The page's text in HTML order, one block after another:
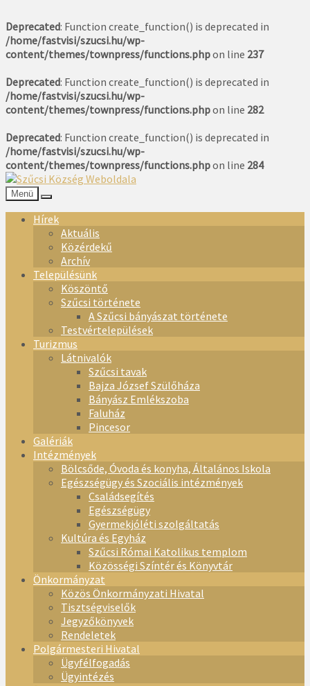
Deprecated: Function create_function() is deprecated in
/home/fastvisi/szucsi.hu/wp-
content/themes/townpress/functions.phpon line 237
Deprecated: Function create_function() is deprecated in
/home/fastvisi/szucsi.hu/wp-
content/themes/townpress/functions.phpon line 282
Deprecated: Function create_function() is deprecated in
/home/fastvisi/szucsi.hu/wp-
content/themes/townpress/functions.phpon line 284
Menü
Hírek
Aktuális
Közérdekű
Archív
Településünk
Köszöntő
Szűcsi története
A Szűcsi bányászat története
Testvértelepülések
Turizmus
Látnivalók
Szűcsi tavak
Bajza József Szülőháza
Bányász Emlékszoba
Faluház
Pincesor
Galériák
Intézmények
Bölcsőde, Óvoda és konyha, Általános Iskola
Egészségügy és Szociális intézmények
Családsegítés
Egészségügy
Gyermekjóléti szolgáltatás
Kultúra és Egyház
Szűcsi Római Katolikus templom
Közösségi Színtér és Könyvtár
Önkormányzat
Közös Önkormányzati Hivatal
Tisztségviselők
Jegyzőkönyvek
Rendeletek
Polgármesteri Hivatal
Ügyfélfogadás
Ügyintézés